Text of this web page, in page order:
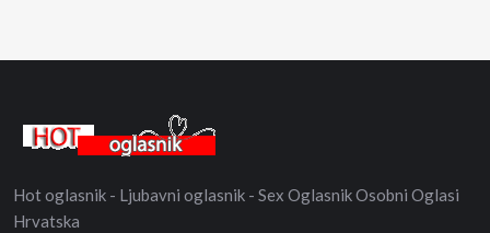
Hot oglasnik - Ljubavni oglasnik - Sex Oglasnik Osobni Oglasi
Hrvatska